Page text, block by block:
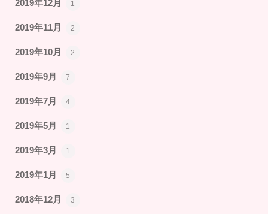
2019年12月 1
2019年11月 2
2019年10月 2
2019年9月 7
2019年7月 4
2019年5月 1
2019年3月 1
2019年1月 5
2018年12月 3